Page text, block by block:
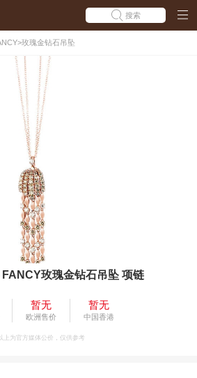
搜索
>玫瑰金钻石吊坠
玫瑰金钻石吊坠 项链
暂无
欧洲售价
暂无
中国香港
上为官方媒体公价，仅供参考